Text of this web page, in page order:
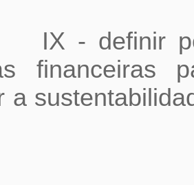
IX - definir
financeiras
a